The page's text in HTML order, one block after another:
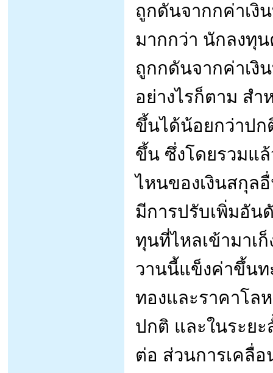
ถูกดันจากกค่าเงิ
มากกว่า นักลงทุน
ถูกกดันจากค่าเงิ
อย่างไรก็ตาม สำ
ขึ้นได้น้อยกว่าปก
ขึ้น ซึ่งโดยรวมแ
ไหนของเงินสกุล
มีการปรับเพิ่มอัน
ทุนที่ไหลเข้ามาเ
วานนี้แข็งค่าขึ้นท
ทองและราคาโล
ปกติ และในระย
ต่อ ส่วนการเคลื่